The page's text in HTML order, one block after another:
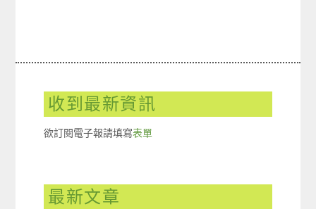
收到最新資訊
欲訂閱電子報請填寫表單
最新文章